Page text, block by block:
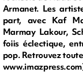
Armanet. Les
part, avec Kaf
Marmay Lakour,
foiis éclectique,
pop. Retrouvez